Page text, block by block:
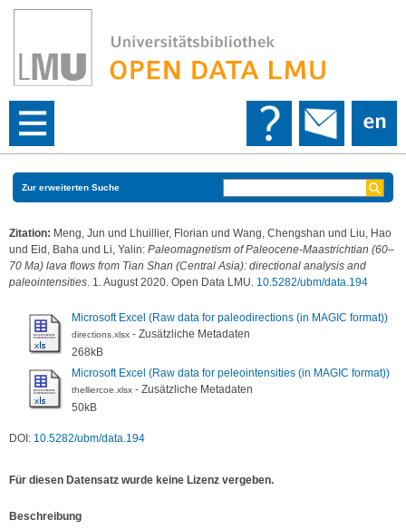
Zur erweiterten Suche
Zitation: Meng, Jun und Lhuillier, Florian und Wang, Chengshan und Liu, Hao
und Eid, Baha und Li, Yalin: Paleomagnetism of Paleocene-Maastrichtian (60–
70 Ma) lava flows from Tian Shan (Central Asia): directional analysis and
paleointensities. 1. August 2020. Open Data LMU. 10.5282/ubm/data.194
Microsoft Excel (Raw data for paleodirections (in MAGIC format))
directions.xlsx - Zusätzliche Metadaten
268kB
Microsoft Excel (Raw data for peleointensities (in MAGIC format))
thelliercoe.xlsx - Zusätzliche Metadaten
50kB
DOI: 10.5282/ubm/data.194
Für diesen Datensatz wurde keine Lizenz vergeben.
Be­schrei­bung